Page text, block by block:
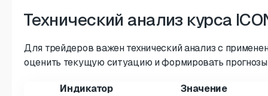
Технический анализ курса
Для трейдеров важен технический анализ с
оценить текущую ситуацию и формировать
Индикатор
Значение